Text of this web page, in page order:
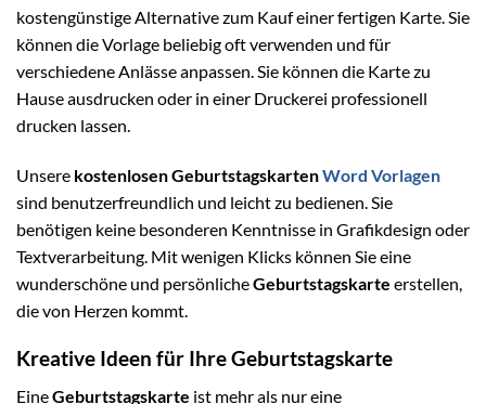
kostengünstige Alternative zum Kauf einer fertigen Karte. Sie
können die Vorlage beliebig oft verwenden und für
verschiedene Anlässe anpassen. Sie können die Karte zu
Hause ausdrucken oder in einer Druckerei professionell
drucken lassen.
Unsere kostenlosen GeburtstagskartenWord Vorlagen
sind benutzerfreundlich und leicht zu bedienen. Sie
benötigen keine besonderen Kenntnisse in Grafikdesign oder
Textverarbeitung. Mit wenigen Klicks können Sie eine
wunderschöne und persönlicheGeburtstagskarte erstellen,
die von Herzen kommt.
Kreative Ideen für Ihre Geburtstagskarte
EineGeburtstagskarte ist mehr als nur eine